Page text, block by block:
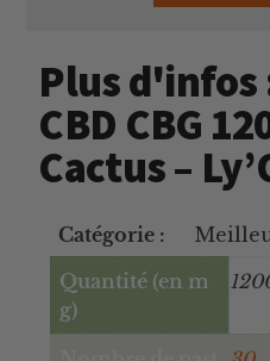
Plus d'infos
CBD CBG
Cactus –
Catégorie :
Quantité (en m
g)